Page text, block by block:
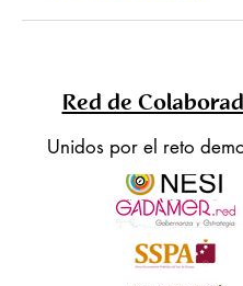
Red de
Unidos por el reto